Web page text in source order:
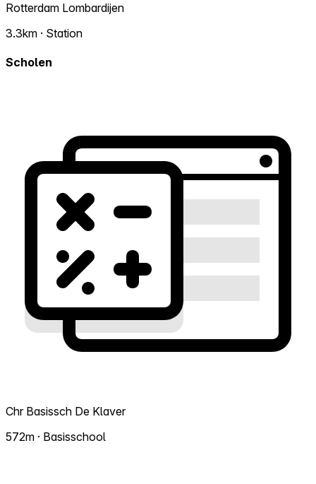
Rotterdam Lombardijen
3.3km · Station
Scholen
Chr Basissch De Klaver
572m · Basisschool